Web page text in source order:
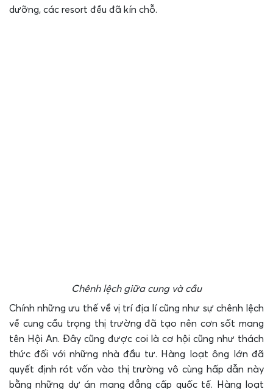
dưỡng, các resort đều đã kín chỗ.
Chênh lệch giữa cung và cầu
Chính những ưu thế về vị trí địa lí cũng như sự chênh lệch
về cung cầu trọng thị trường đã tạo nên cơn sốt mang
tên Hội An. Đây cũng được coi là cơ hội cũng như thách
thức đối với những nhà đầu tư. Hàng loạt ông lớn đã
quyết định rót vốn vào thị trường vô cùng hấp dẫn này
bằng những dự án mang đẳng cấp quốc tế. Hàng loạt